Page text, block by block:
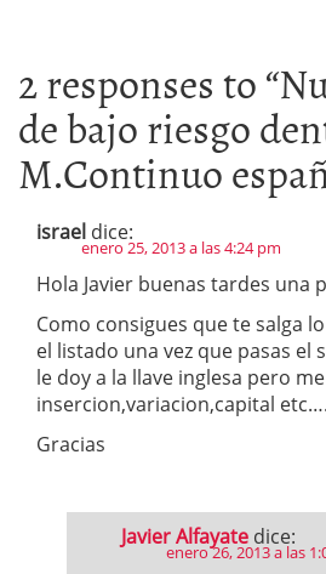
2 responses to “
de bajo riesgo
M.Continuo
israel dice:
enero 25, 2013 a las 4:24 pm
Hola Javier buenas tardes una
Como consigues que te salga
el listado una vez que pasas el
le doy a la llave inglesa pero
insercion,variacion,capital etc….
Gracias
Javier Alfayate dice:
enero 26, 2013 a las